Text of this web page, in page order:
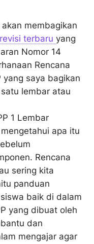
membagikan
terbaru yang
Nomor 14
Rencana
yang saya bagikan
lembar atau
1 Lembar
apa itu
Rencana
sering kita
panduan
baik di dalam
yang dibuat oleh
dan
mengajar agar